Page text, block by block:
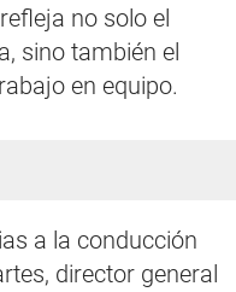
no solo el
sino también el
en equipo.
a la conducción
director general